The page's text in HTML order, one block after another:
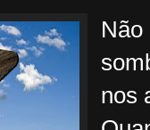
Não
nos